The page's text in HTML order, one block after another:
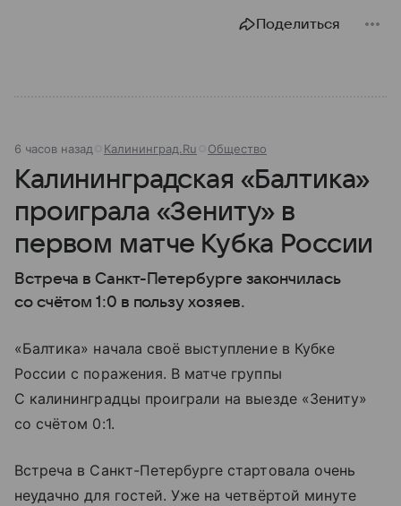
Поделиться
6 часов назад Калининград.Ru Общество
Калининградская «Балтика»
проиграла «Зениту» в
первом матче Кубка России
Встреча в Санкт-Петербурге закончилась
со счётом 1:0 в пользу хозяев.
«Балтика» начала своё выступление в Кубке
России с поражения. В матче группы
С калининградцы проиграли на выезде «Зениту»
со счётом 0:1.
Встреча в Санкт-Петербурге стартовала очень
неудачно для гостей. Уже на четвёртой минуте